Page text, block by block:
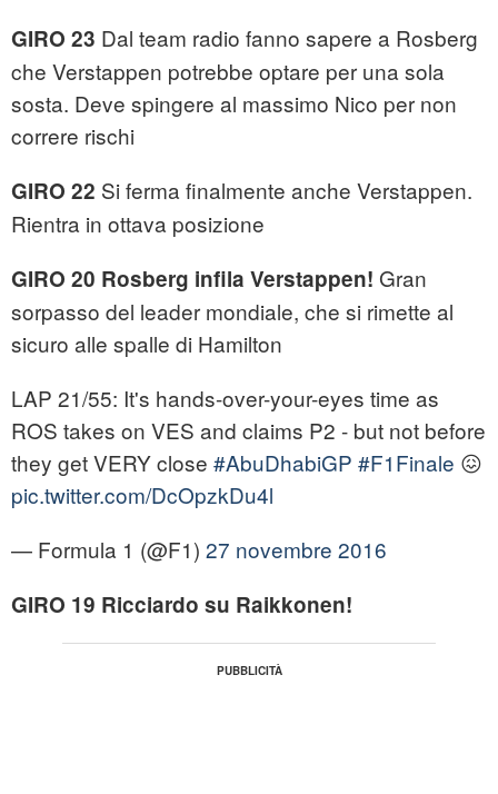
GIRO 23 Dal team radio fanno sapere a Rosberg
che Verstappen potrebbe optare per una sola
sosta. Deve spingere al massimo Nico per non
correre rischi
GIRO 22 Si ferma finalmente anche Verstappen.
Rientra in ottava posizione
GIRO 20 Rosberg infila Verstappen! Gran
sorpasso del leader mondiale, che si rimette al
sicuro alle spalle di Hamilton
LAP 21/55: It's hands-over-your-eyes time as
ROS takes on VES and claims P2 - but not before
they get VERY close #AbuDhabiGP #F1Finale 😖
pic.twitter.com/DcOpzkDu4l
— Formula 1 (@F1) 27 novembre 2016
GIRO 19 Ricciardo su Raikkonen!